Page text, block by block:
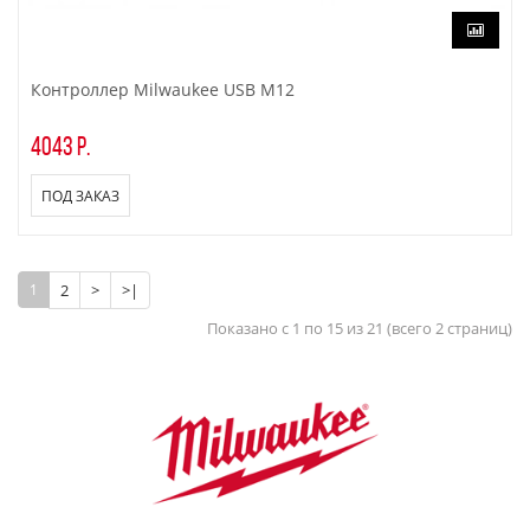
Контроллер Milwaukee USB M12
4043 р.
ПОД ЗАКАЗ
1 2 >
>|
Показано с 1 по 15 из 21 (всего 2 страниц)